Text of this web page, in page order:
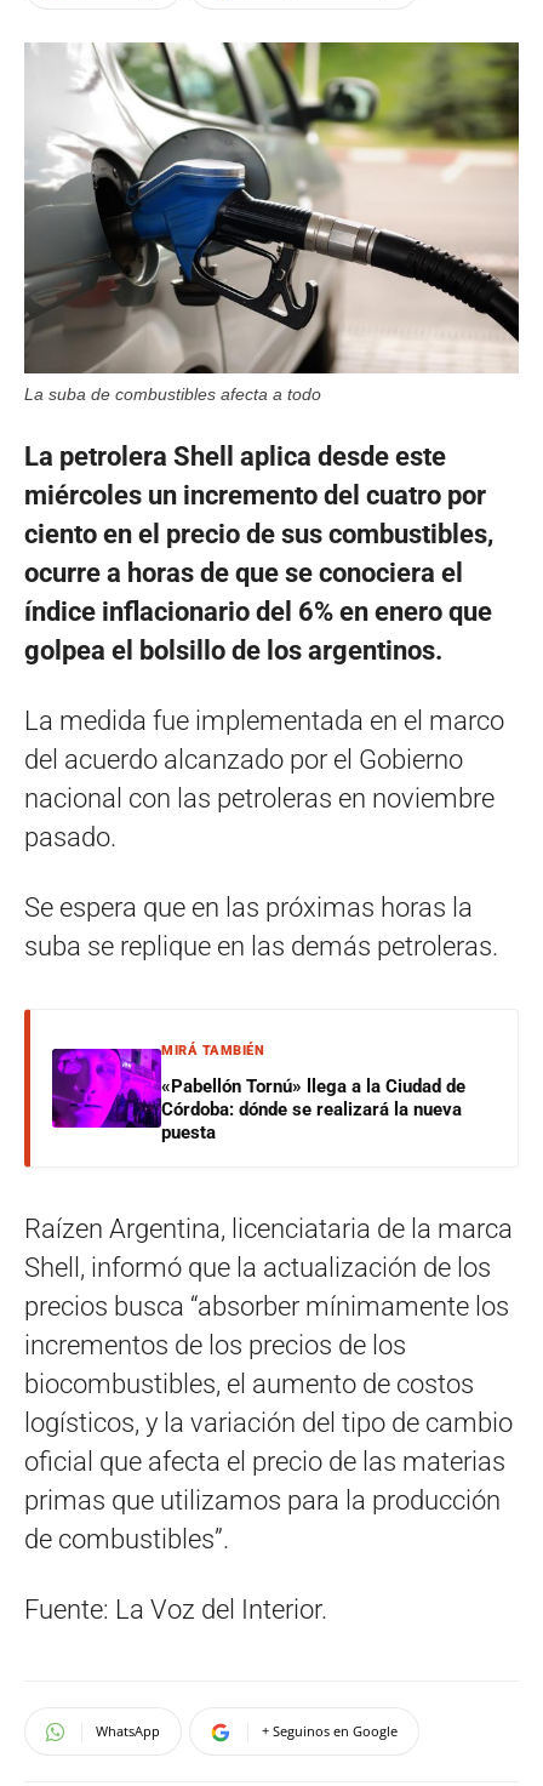
La suba de combustibles afecta a todo
La petrolera Shell aplica desde este
miércoles un incremento del cuatro por
ciento en el precio de sus combustibles,
ocurre a horas de que se conociera el
índice inflacionario del 6% en enero que
golpea el bolsillo de los argentinos.
La medida fue implementada en el marco
del acuerdo alcanzado por el Gobierno
nacional con las petroleras en noviembre
pasado.
Se espera que en las próximas horas la
suba se replique en las demás petroleras.
MIRÁ TAMBIÉN
«Pabellón Tornú» llega a la Ciudad de
Córdoba: dónde se realizará la nueva
puesta
Raízen Argentina, licenciataria de la marca
Shell, informó que la actualización de los
precios busca “absorber mínimamente los
incrementos de los precios de los
biocombustibles, el aumento de costos
logísticos, y la variación del tipo de cambio
oficial que afecta el precio de las materias
primas que utilizamos para la producción
de combustibles”.
Fuente: La Voz del Interior.
WhatsApp + Seguinos en Google